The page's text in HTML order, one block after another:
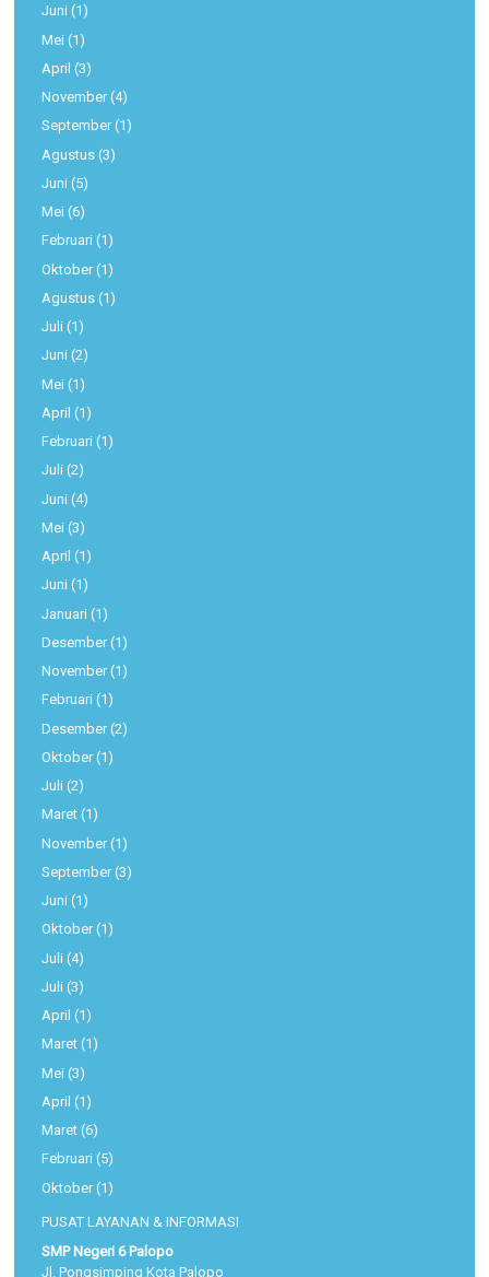
Juni (1)
Mei (1)
April (3)
November(4)
September(1)
Agustus (3)
Juni (5)
Mei (6)
Februari (1)
Oktober(1)
Agustus (1)
Juli (1)
Juni (2)
Mei (1)
April (1)
Februari (1)
Juli (2)
Juni (4)
Mei (3)
April (1)
Juni (1)
Januari (1)
Desember(1)
November(1)
Februari (1)
Desember(2)
Oktober(1)
Juli (2)
Maret (1)
November(1)
September(3)
Juni (1)
Oktober(1)
Juli (4)
Juli (3)
April (1)
Maret (1)
Mei (3)
April (1)
Maret (6)
Februari (5)
Oktober(1)
PUSAT LAYANAN & INFORMASI
SMP Negeri 6 Palopo
Jl. Pongsimping Kota Palopo